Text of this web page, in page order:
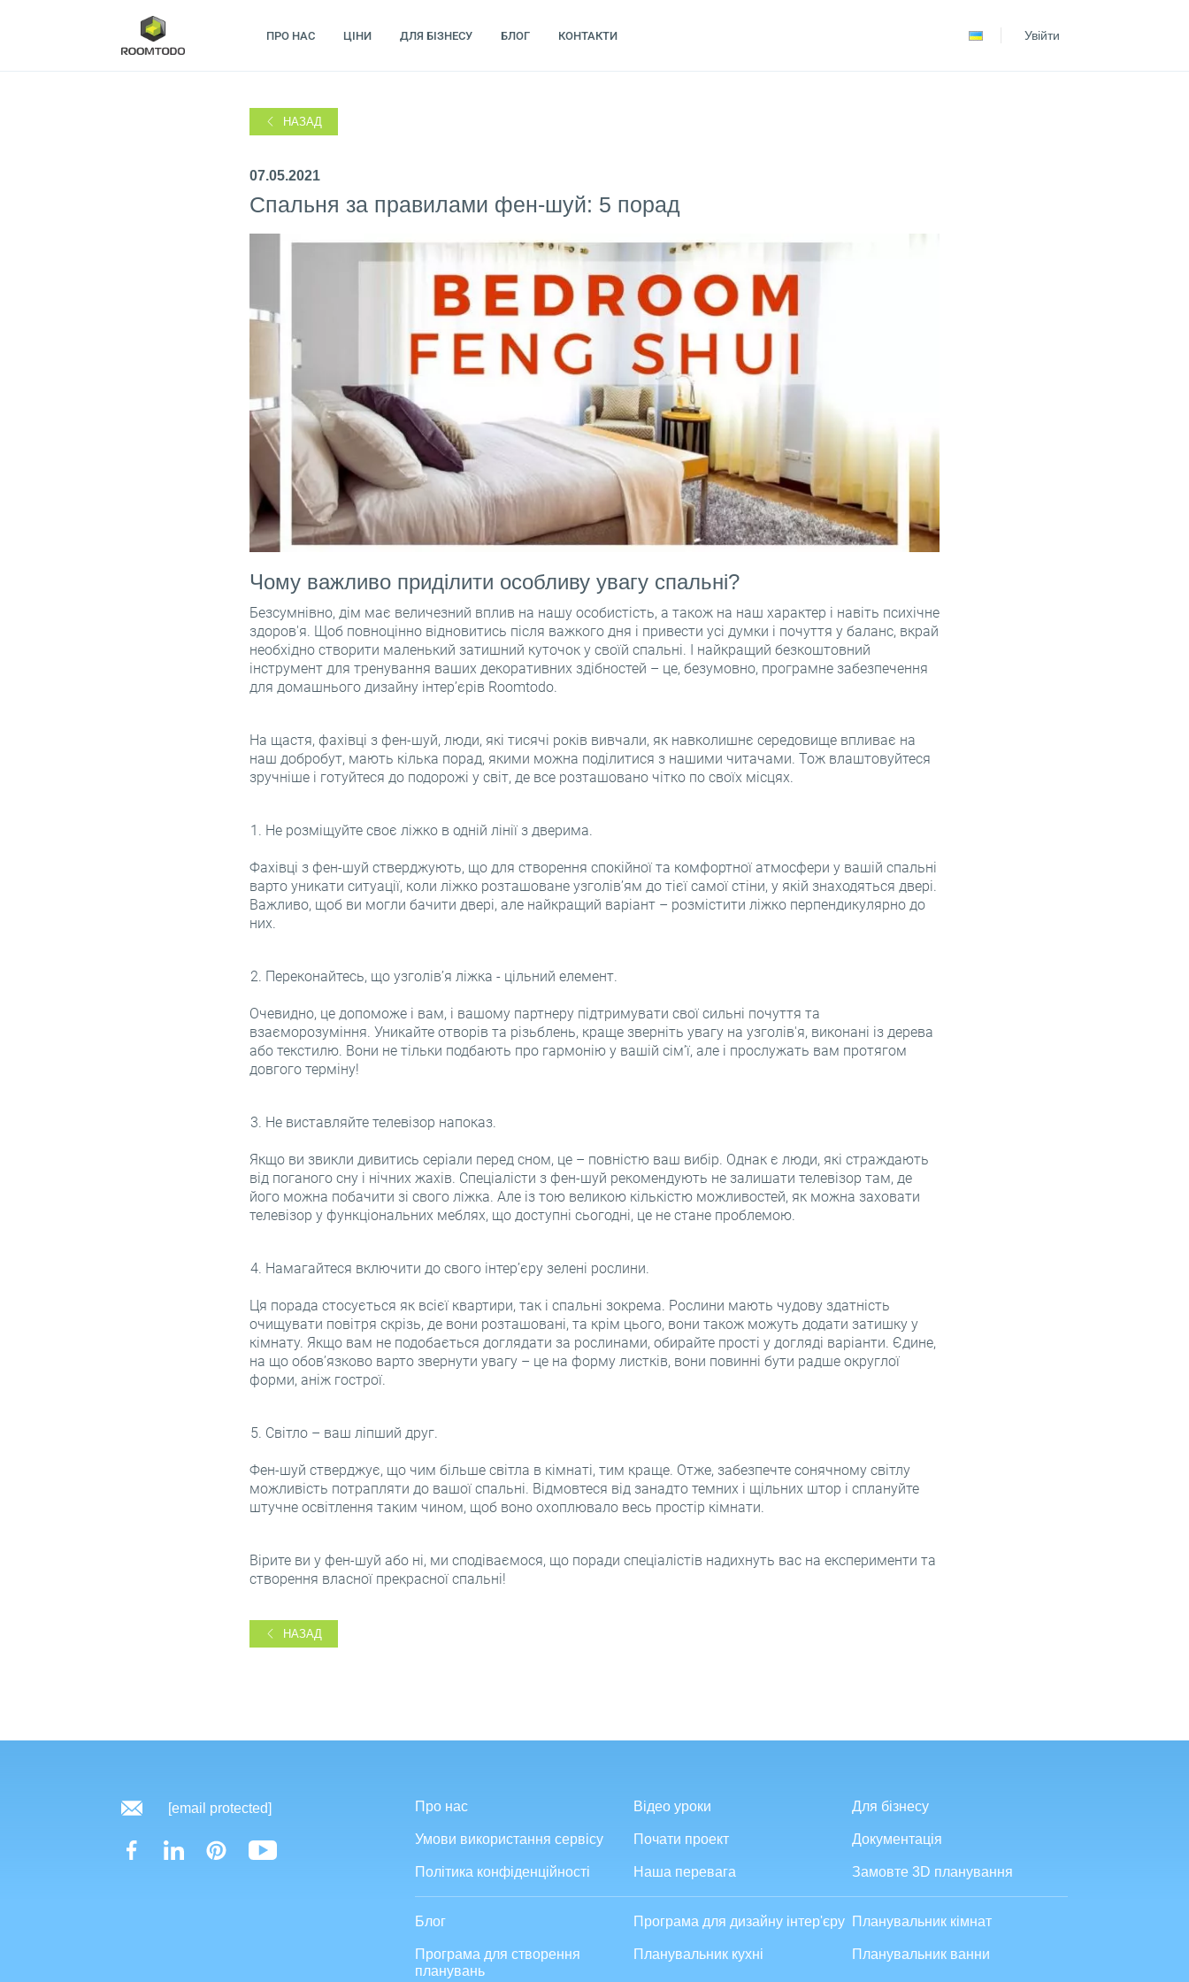
Зайти за допомогою
Пароль
Нагадати пароль
Дякуємо за реєстрацію
Незабаром ми надішлемо електронний лист із посиланням для
підтвердження.
Будь ласка, перейдіть за посиланням у електронному листі, щоб
активувати свій обліковий запис
ПРО НАС ЦІНИ ДЛЯ БІЗНЕСУ БЛОГ КОНТАКТИ
PortuguêsУвійти
НАЗАД
07.05.2021
Спальня за правилами фен-шуй: 5 порад
Чому важливо приділити особливу увагу спальні?
Безсумнівно, дім має величезний вплив на нашу особистість, а також на наш характер і навіть психічне
здоров'я. Щоб повноцінно відновитись після важкого дня і привести усі думки і почуття у баланс, вкрай
необхідно створити маленький затишний куточок у своїй спальні. І найкращий безкоштовний
інструмент для тренування ваших декоративних здібностей – це, безумовно, програмне забезпечення
для домашнього дизайну інтер’єрів Roomtodo.
На щастя, фахівці з фен-шуй, люди, які тисячі років вивчали, як навколишнє середовище впливає на
наш добробут, мають кілька порад, якими можна поділитися з нашими читачами. Тож влаштовуйтеся
зручніше і готуйтеся до подорожі у світ, де все розташовано чітко по своїх місцях.
Не розміщуйте своє ліжко в одній лінії з дверима.
Фахівці з фен-шуй стверджують, що для створення спокійної та комфортної атмосфери у вашій спальні
варто уникати ситуації, коли ліжко розташоване узголів’ям до тієї самої стіни, у якій знаходяться двері.
Важливо, щоб ви могли бачити двері, але найкращий варіант – розмістити ліжко перпендикулярно до
них.
Переконайтесь, що узголів’я ліжка - цільний елемент.
Очевидно, це допоможе і вам, і вашому партнеру підтримувати свої сильні почуття та
взаєморозуміння. Уникайте отворів та різьблень, краще зверніть увагу на узголів'я, виконані із дерева
або текстилю. Вони не тільки подбають про гармонію у вашій сім’ї, але і прослужать вам протягом
довгого терміну!
Не виставляйте телевізор напоказ.
Якщо ви звикли дивитись серіали перед сном, це – повністю ваш вибір. Однак є люди, які страждають
від поганого сну і нічних жахів. Спеціалісти з фен-шуй рекомендують не залишати телевізор там, де
його можна побачити зі свого ліжка. Але із тою великою кількістю можливостей, як можна заховати
телевізор у функціональних меблях, що доступні сьогодні, це не стане проблемою.
Намагайтеся включити до свого інтер’єру зелені рослини.
Ця порада стосується як всієї квартири, так і спальні зокрема. Рослини мають чудову здатність
очищувати повітря скрізь, де вони розташовані, та крім цього, вони також можуть додати затишку у
кімнату. Якщо вам не подобається доглядати за рослинами, обирайте прості у догляді варіанти. Єдине,
на що обов’язково варто звернути увагу – це на форму листків, вони повинні бути радше округлої
форми, аніж гострої.
Світло – ваш ліпший друг.
Фен-шуй стверджує, що чим більше світла в кімнаті, тим краще. Отже, забезпечте сонячному світлу
можливість потрапляти до вашої спальні. Відмовтеся від занадто темних і щільних штор і сплануйте
штучне освітлення таким чином, щоб воно охоплювало весь простір кімнати.
Вірите ви у фен-шуй або ні, ми сподіваємося, що поради спеціалістів надихнуть вас на експерименти та
створення власної прекрасної спальні!
НАЗАД
[email protected] Про нас Відео уроки
Для бізнесу
Умови використання сервісу
Почати проект
Документація
Політика конфіденційності
Наша перевага Замовте 3D планування
Блог Програма для дизайну інтер'єру Планувальник кімнат
Програма для створення
планувань
Планувальник кухні Планувальник ванни